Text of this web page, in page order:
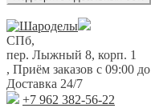
Перейти
к
навигации
Перейти
к
содержимому
СПб,
пер. Лыжный 8, корп. 1
, Приём заказов с 09:00
Доставка 24/7
+7 962 382-56-22